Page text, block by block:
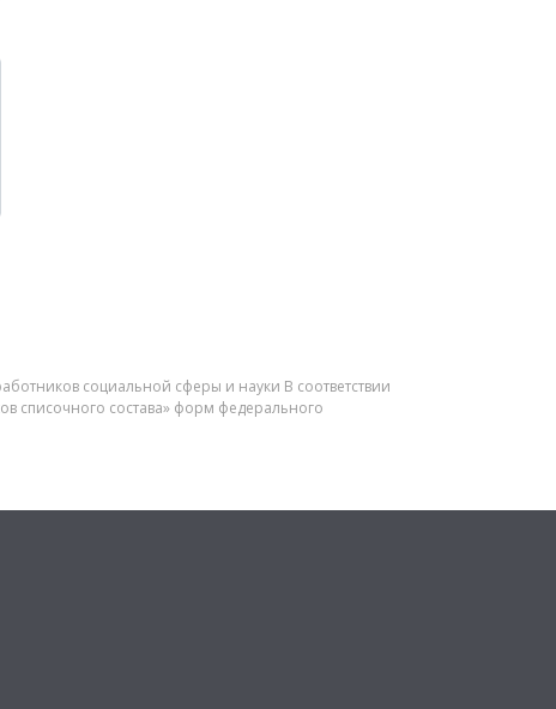
социальной сферы и науки В соответствии
списочного состава» форм федерального